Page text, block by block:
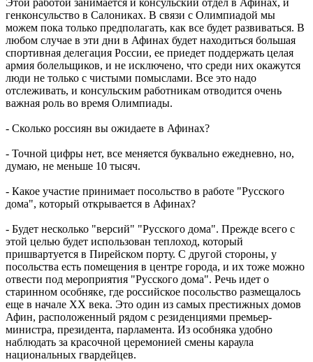
Этой работой занимается и консульский отдел в Афинах, и
генконсульство в Салониках. В связи с Олимпиадой мы
можем пока только предполагать, как все будет развиваться. В
любом случае в эти дни в Афинах будет находиться большая
спортивная делегация России, ее приедет поддержать целая
армия болельщиков, и не исключено, что среди них окажутся
люди не только с чистыми помыслами. Все это надо
отслеживать, и консульским работникам отводится очень
важная роль во время Олимпиады.
- Сколько россиян вы ожидаете в Афинах?
- Точной цифры нет, все меняется буквально ежедневно, но,
думаю, не меньше 10 тысяч.
- Какое участие принимает посольство в работе "Русского
дома", который открывается в Афинах?
- Будет несколько "версий" "Русского дома". Прежде всего с
этой целью будет использован теплоход, который
пришвартуется в Пирейском порту. С другой стороны, у
посольства есть помещения в центре города, и их тоже можно
отвести под мероприятия "Русского дома". Речь идет о
старинном особняке, где российское посольство размещалось
еще в начале ХХ века. Это один из самых престижных домов
Афин, расположенный рядом с резиденциями премьер-
министра, президента, парламента. Из особняка удобно
наблюдать за красочной церемонией смены караула
национальных гвардейцев.